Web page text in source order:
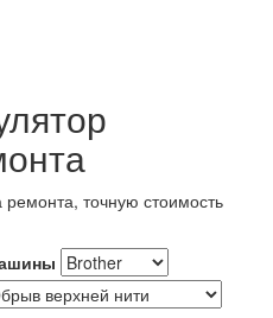
точную стоимость